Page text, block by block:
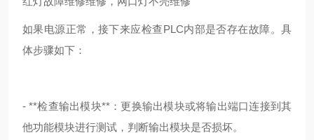
如果电源正常，接下来应检查PLC内部是否存在故障。具
体步骤如下：
- **检查输出模块**：更换输出模块或将输出端口连接到其
他功能模块进行测试，判断输出模块是否损坏。